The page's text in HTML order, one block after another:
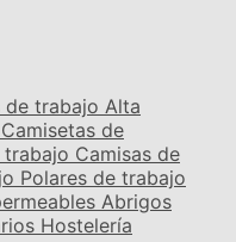
de trabajo Alta
Camisetas de
trabajo Camisas de
Polares de trabajo
Abrigos
Hostelería